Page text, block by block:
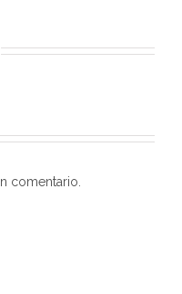
comentario.